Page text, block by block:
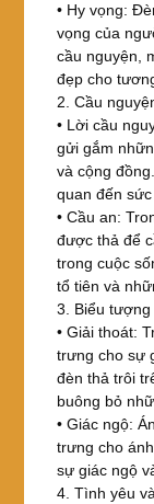
• Hy vọng:
vọng của
cầu nguyện,
đẹp cho
2. Cầu
• Lời cầu
gửi gắm
và cộng
quan đến
• Cầu an:
được thả để
trong cuộc
tổ tiên và
3. Biểu
• Giải thoát:
trưng cho sự
đèn thả trôi
buông bỏ
• Giác ngộ:
trưng cho
sự giác ngộ
4. Tình yêu